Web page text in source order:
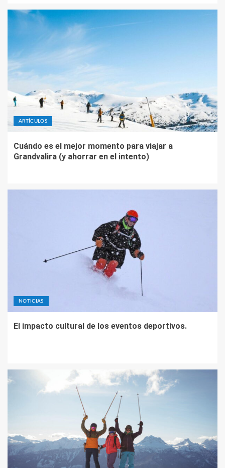
ARTÍCULOS
Cuándo es el mejor momento para viajar a
Grandvalira (y ahorrar en el intento)
NOTICIAS
El impacto cultural de los eventos deportivos.